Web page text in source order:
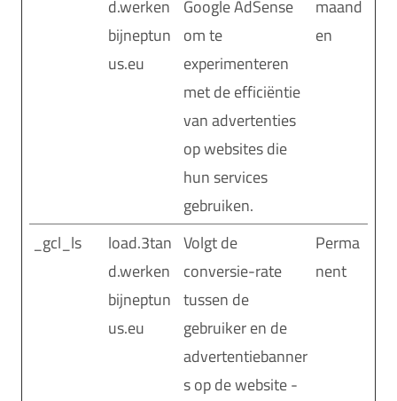
d.werken
bijneptun
us.eu
Google AdSense
om te
experimenteren
met de efficiëntie
van advertenties
op websites die
hun services
gebruiken.
maand
en
_gcl_ls
load.3tan
d.werken
bijneptun
us.eu
Volgt de
conversie-rate
tussen de
gebruiker en de
advertentiebanner
s op de website -
Perma
nent